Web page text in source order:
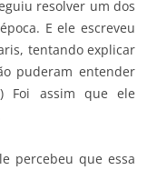
resolver um dos
E ele escreveu
tentando explicar
puderam entender
Foi assim que ele
percebeu que essa